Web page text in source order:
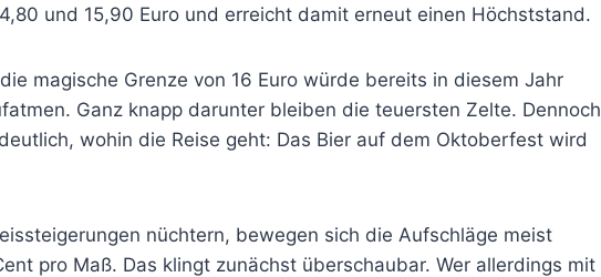
und 15,90 Euro und erreicht damit erneut einen Höchststand.
magische Grenze von 16 Euro würde bereits in diesem Jahr
Ganz knapp darunter bleiben die teuersten Zelte. Dennoch
wohin die Reise geht: Das Bier auf dem Oktoberfest wird
nüchtern, bewegen sich die Aufschläge meist
pro Maß. Das klingt zunächst überschaubar. Wer allerdings mit